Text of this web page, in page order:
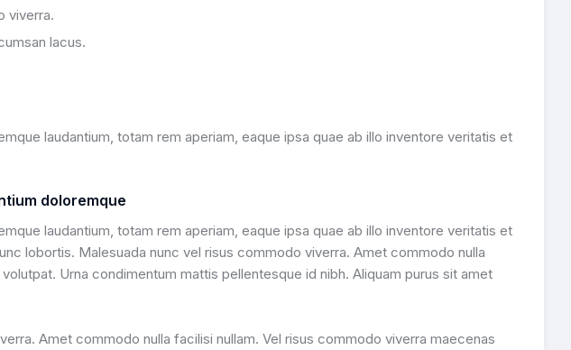
viverra.
lacus.
laudantium, totam rem aperiam, eaque ipsa quae ab illo inventore veritatis et
doloremque
laudantium, totam rem aperiam, eaque ipsa quae ab illo inventore veritatis et
lobortis. Malesuada nunc vel risus commodo viverra. Amet commodo nulla
Urna condimentum mattis pellentesque id nibh. Aliquam purus sit amet
Amet commodo nulla facilisi nullam. Vel risus commodo viverra maecenas